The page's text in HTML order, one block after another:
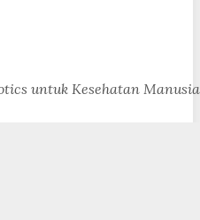
untuk Kesehatan Manusia